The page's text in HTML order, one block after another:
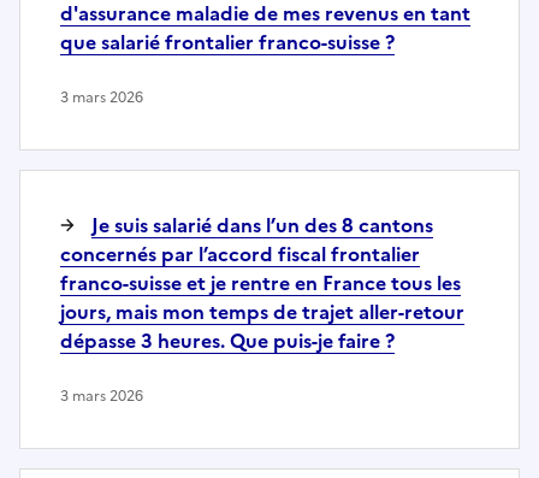
d'assurance maladie de mes revenus en tant
que salarié frontalier franco-suisse ?
3 mars 2026
Je suis salarié dans l’un des 8 cantons
concernés par l’accord fiscal frontalier
franco-suisse et je rentre en France tous les
jours, mais mon temps de trajet aller-retour
dépasse 3 heures. Que puis-je faire ?
3 mars 2026